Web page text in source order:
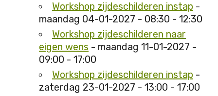
Workshop zijdeschilderen instap -
maandag 04-01-2027 - 08:30 - 12:30
Workshop zijdeschilderen naar
eigen wens - maandag 11-01-2027 -
09:00 - 17:00
Workshop zijdeschilderen instap -
zaterdag 23-01-2027 - 13:00 - 17:00